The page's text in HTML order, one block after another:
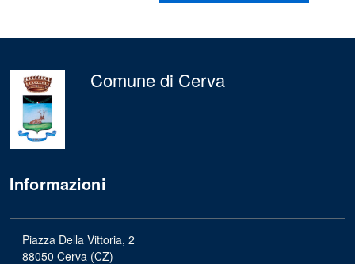
Comune di Cerva
Informazioni
Piazza Della Vittoria, 2
88050 Cerva (CZ)